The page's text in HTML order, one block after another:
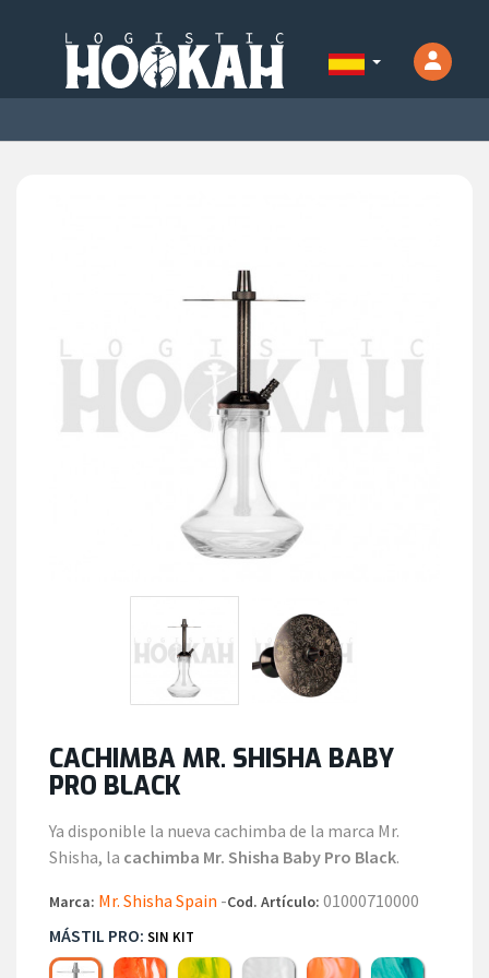
CACHIMBA MR. SHISHA BABY
PRO BLACK
Ya disponible la nueva cachimba de la marca Mr.
Shisha, la cachimba Mr. Shisha Baby Pro Black.
Marca: Mr. Shisha Spain -Cod. Artículo: 01000710000
MÁSTIL PRO: SIN KIT
Sin Kit Red Yellow White Orange Turquoise